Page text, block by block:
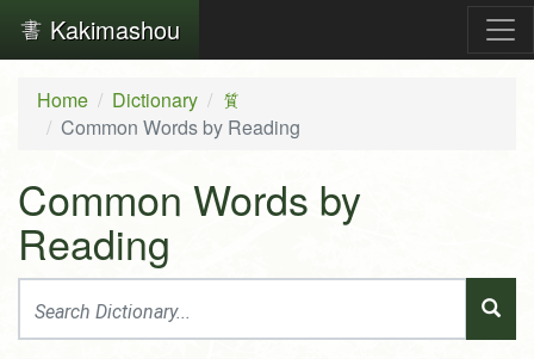
Kakimashou
Home Dictionary 質
Common Words by Reading
Common Words by
Reading